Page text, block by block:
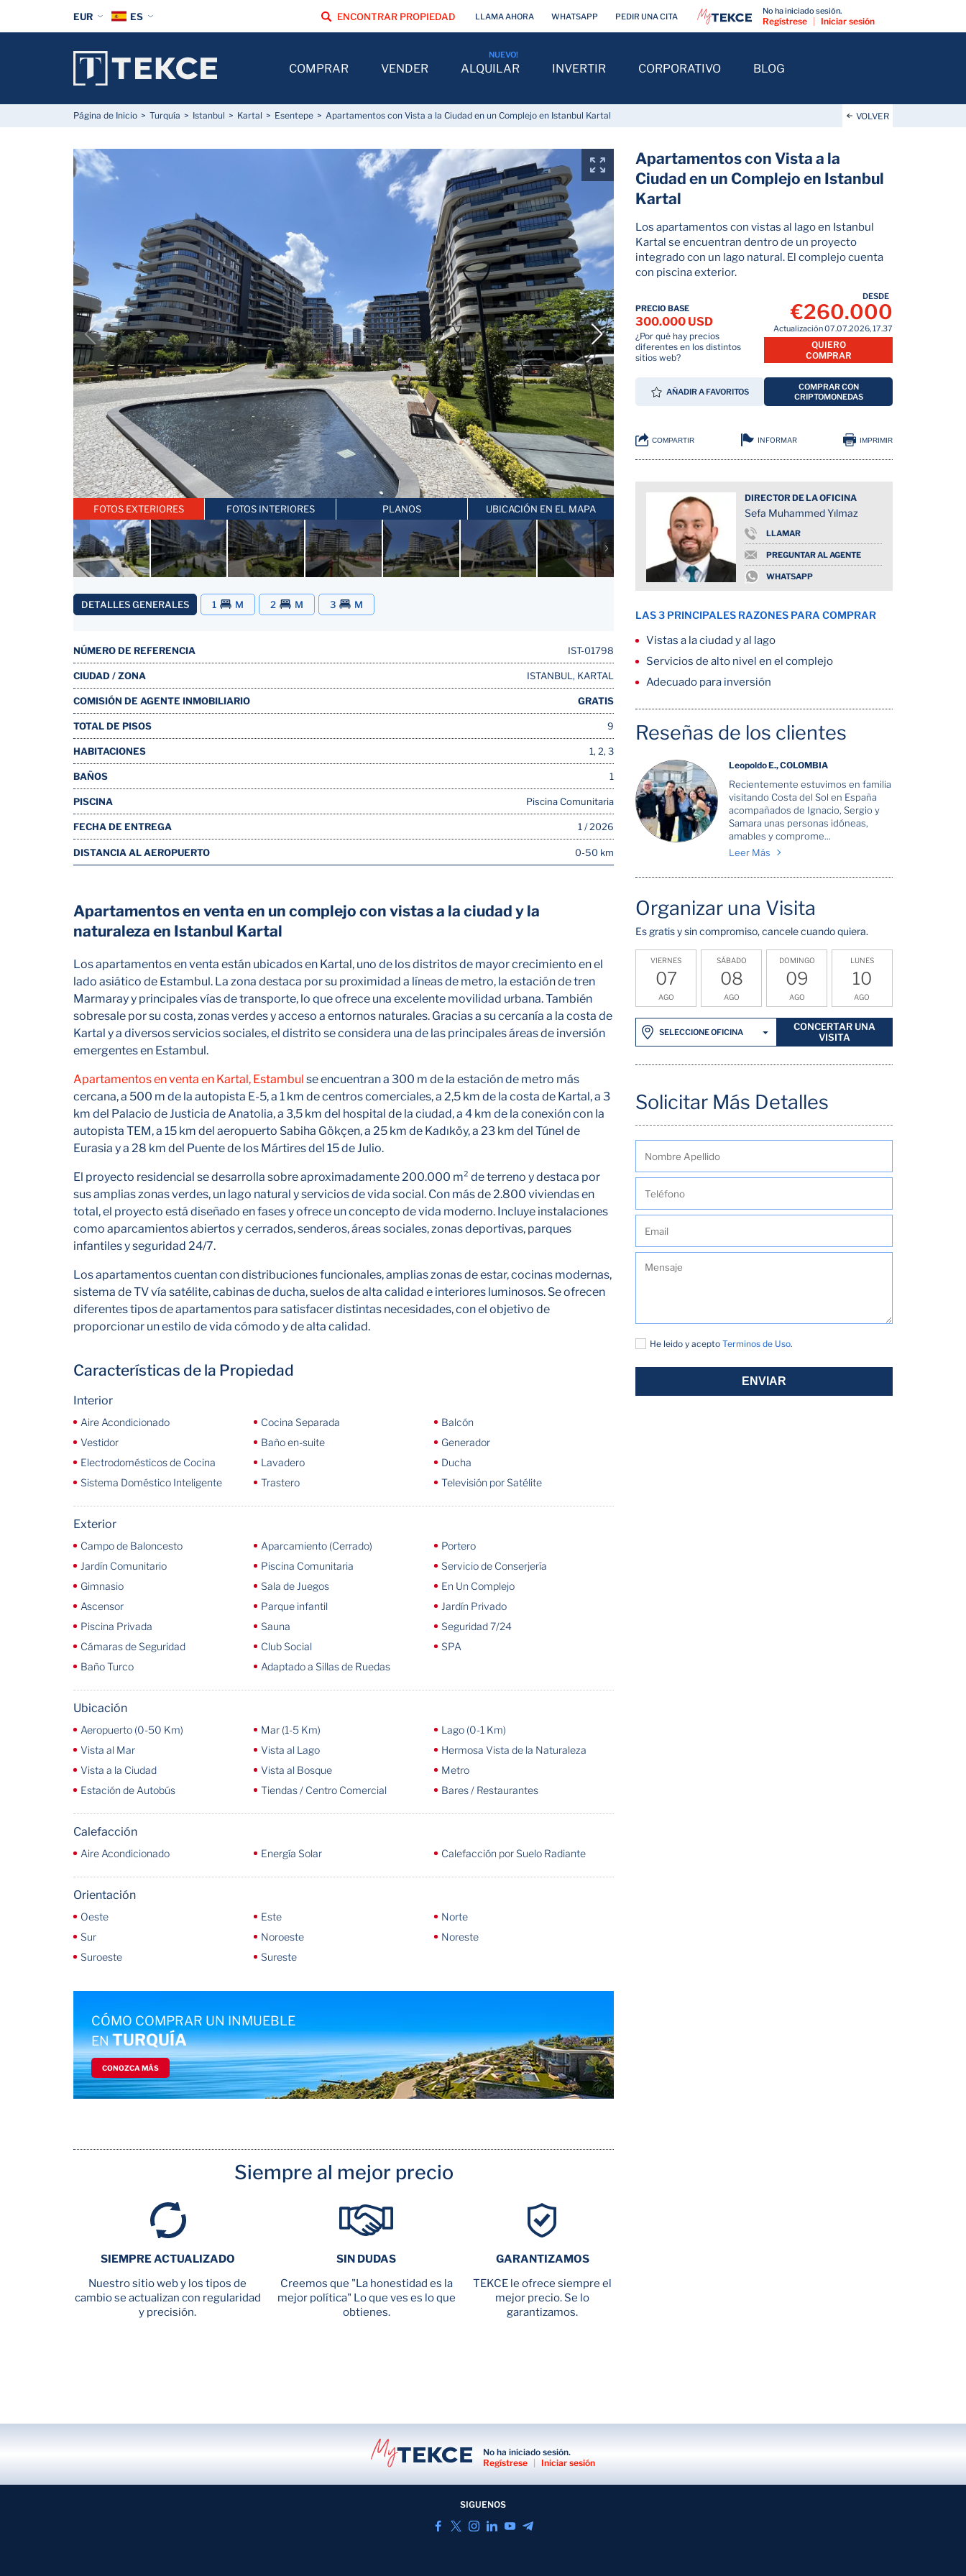
Página de Inicio Turquía Istanbul Kartal Esentepe Apartamentos con Vista a la Ciudad en un Complejo en Istanbul Kartal VOLVER
FOTOS EXTERIORES FOTOS INTERIORES PLANOS UBICACIÓN EN EL MAPA
COMPARTIR INFORMAR IMPRIMIR
Apartamentos con Vista a la
Ciudad en un Complejo en Istanbul
Kartal
Los apartamentos con vistas al lago en Istanbul
Kartal se encuentran dentro de un proyecto
integrado con un lago natural. El complejo cuenta
con piscina exterior.
PRECIO BASE
300.000 USD
¿Por qué hay precios
diferentes en los distintos
sitios web?
DESDE
€260.000
Actualización 07.07.2026, 17.37
QUIERO
COMPRAR
AÑADIR A FAVORITOS
COMPRAR CON
CRIPTOMONEDAS
DETALLES GENERALES 1 M 2 M 3 M
NÚMERO DE REFERENCIA IST-01798
CIUDAD / ZONA ISTANBUL, KARTAL
COMISIÓN DE AGENTE INMOBILIARIO GRATIS
TOTAL DE PISOS 9
HABITACIONES 1, 2, 3
BAÑOS 1
PISCINA Piscina Comunitaria
FECHA DE ENTREGA 1 / 2026
DISTANCIA AL AEROPUERTO 0-50 km
LAS 3 PRINCIPALES RAZONES PARA COMPRAR
Vistas a la ciudad y al lago
Servicios de alto nivel en el complejo
Adecuado para inversión
Reseñas de los clientes
Leopoldo E., COLOMBIA
Recientemente estuvimos en familia
visitando Costa del Sol en España
acompañados de Ignacio, Sergio y
Samara unas personas idóneas,
amables y comprome...
Leer Más
DIRECTOR DE LA OFICINA
Sefa Muhammed Yılmaz
LLAMAR
PREGUNTAR AL AGENTE
WHATSAPP
Organizar una Visita
Es gratis y sin compromiso, cancele cuando quiera.
VIERNES
07
AGO
SÁBADO
08
AGO
DOMINGO
09
AGO
LUNES
10
AGO
SELECCIONE OFICINA
CONCERTAR UNA
VISITA
Solicitar Más Detalles
He leido y aceptoTerminos de Uso.
ENVIAR
Apartamentos en venta en un complejo con vistas a la ciudad y la
naturaleza en Istanbul Kartal
Los apartamentos en venta están ubicados en Kartal, uno de los distritos de mayor crecimiento en el
lado asiático de Estambul. La zona destaca por su proximidad a líneas de metro, la estación de tren
Marmaray y principales vías de transporte, lo que ofrece una excelente movilidad urbana. También
sobresale por su costa, zonas verdes y acceso a entornos naturales. Gracias a su cercanía a la costa de
Kartal y a diversos servicios sociales, el distrito se considera una de las principales áreas de inversión
emergentes en Estambul.
Apartamentos en venta en Kartal, Estambul se encuentran a 300 m de la estación de metro más
cercana, a 500 m de la autopista E-5, a 1 km de centros comerciales, a 2,5 km de la costa de Kartal, a 3
km del Palacio de Justicia de Anatolia, a 3,5 km del hospital de la ciudad, a 4 km de la conexión con la
autopista TEM, a 15 km del aeropuerto Sabiha Gökçen, a 25 km de Kadıköy, a 23 km del Túnel de
Eurasia y a 28 km del Puente de los Mártires del 15 de Julio.
El proyecto residencial se desarrolla sobre aproximadamente 200.000 m² de terreno y destaca por
sus amplias zonas verdes, un lago natural y servicios de vida social. Con más de 2.800 viviendas en
total, el proyecto está diseñado en fases y ofrece un concepto de vida moderno. Incluye instalaciones
como aparcamientos abiertos y cerrados, senderos, áreas sociales, zonas deportivas, parques
infantiles y seguridad 24/7.
Los apartamentos cuentan con distribuciones funcionales, amplias zonas de estar, cocinas modernas,
sistema de TV vía satélite, cabinas de ducha, suelos de alta calidad e interiores luminosos. Se ofrecen
diferentes tipos de apartamentos para satisfacer distintas necesidades, con el objetivo de
proporcionar un estilo de vida cómodo y de alta calidad.
Características de la Propiedad
Interior
Aire Acondicionado Cocina Separada
Balcón
Vestidor
Baño en-suite
Generador
Electrodomésticos de Cocina
Lavadero
Ducha
Sistema Doméstico Inteligente
Trastero Televisión por Satélite
Exterior
Campo de Baloncesto Aparcamiento (Cerrado)
Portero
Jardín Comunitario
Piscina Comunitaria
Servicio de Conserjería
Gimnasio
Sala de Juegos
En Un Complejo
Ascensor
Parque infantil
Jardín Privado
Piscina Privada
Sauna
Seguridad 7/24
Cámaras de Seguridad
Club Social
SPA
Baño Turco
Adaptado a Sillas de Ruedas
Ubicación
Aeropuerto (0-50 Km) Mar (1-5 Km)
Lago (0-1 Km)
Vista al Mar
Vista al Lago
Hermosa Vista de la Naturaleza
Vista a la Ciudad
Vista al Bosque
Metro
Estación de Autobús
Tiendas / Centro Comercial Bares / Restaurantes
Calefacción
Aire Acondicionado Energía Solar Calefacción por Suelo Radiante
Orientación
Oeste Este
Norte
Sur
Noroeste
Noreste
Suroeste
Sureste
CÓMO COMPRAR UN INMUEBLE
ENTURQUÍA
CONOZCA MÁS
Siempre al mejor precio
SIEMPRE ACTUALIZADO
Nuestro sitio web y los tipos de
cambio se actualizan con regularidad
y precisión.
SIN DUDAS
Creemos que "La honestidad es la
mejor política" Lo que ves es lo que
obtienes.
GARANTIZAMOS
TEKCE le ofrece siempre el
mejor precio. Se lo
garantizamos.
EUR ES
COMPRAR VENDER ALQUILAR INVERTIR CORPORATIVO BLOG
ENCONTRAR PROPIEDAD LLAMA AHORA WHATSAPP PEDIR UNA CITA
No ha iniciado sesión.
Regístrese Iniciar sesión
No ha iniciado sesión.
Regístrese | Iniciar sesión
SIGUENOS